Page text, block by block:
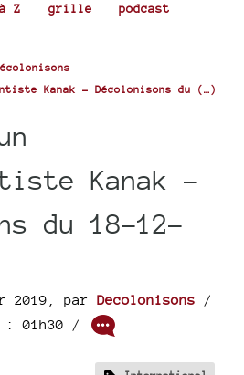
Z grille podcast
Kanak - Décolonisons du (…)
Kanak -
du 18-12-
2019 par Decolonisons
/
: 01h30 /